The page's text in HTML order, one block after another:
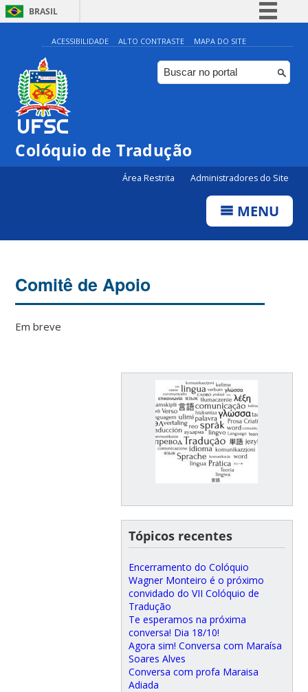
BRASIL
Simplifique!
Comunica BR
Participe
ACESSIBILIDADE ALTO CONTRASTE MAPA DO SITE
Colóquio de Tradução
Área Restrita Administradores do Site
MENU
Comitê de Apoio
Em breve
Tópicos recentes
Encerramento do Colóquio
Wagner Monteiro é o próximo
convidado do VII Colóquio de
Tradução
Te esperamos na próxima
conversa! Dia 18/10!
Agora sim! Conversa com Maraísa
Soares Alves
Conversa com profa Maraisa
Adiada